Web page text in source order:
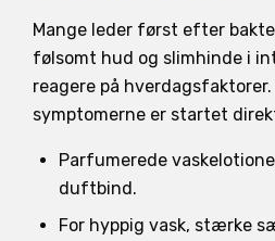
Mange leder først efter
følsomt hud og slimhinde i
reagere på
symptomerne er startet
Parfumerede
duftbind.
For hyppig vask, stærke